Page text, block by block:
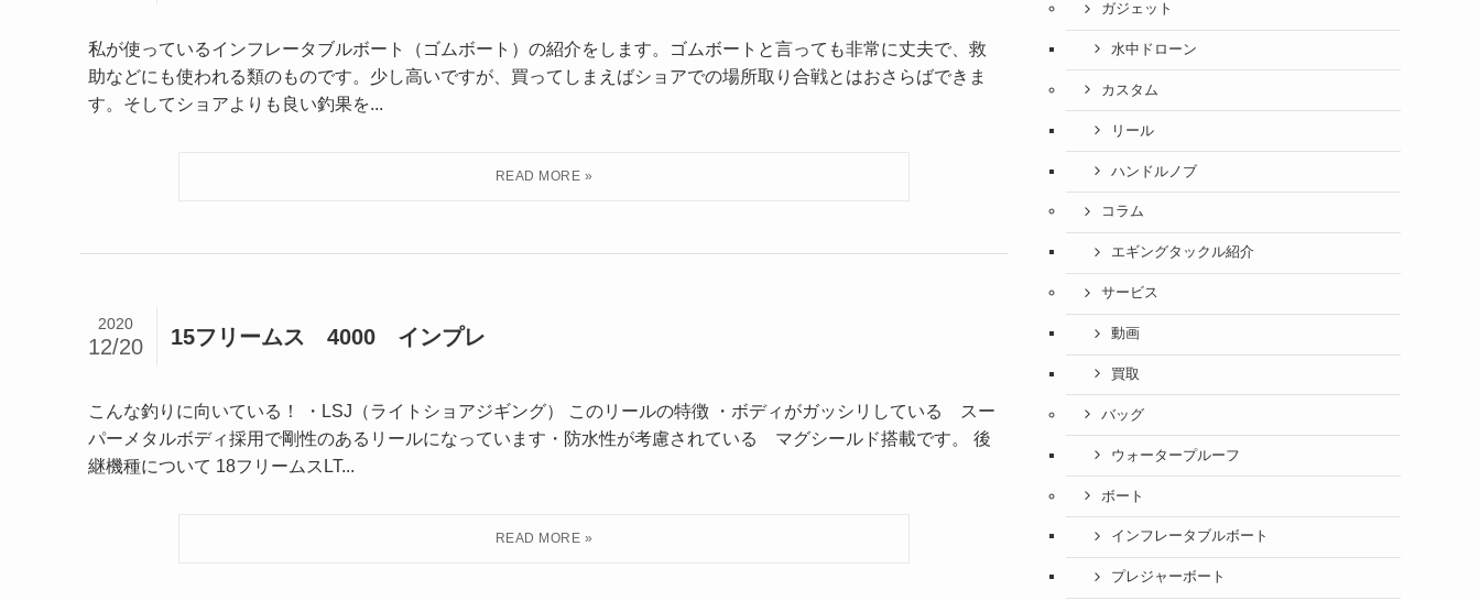
私が使っているインフレータブルボート（ゴムボート）の紹介をします。ゴムボートと言っても非常に丈夫で、救
助などにも使われる類のものです。少し高いですが、買ってしまえばショアでの場所取り合戦とはおさらばできま
す。そしてショアよりも良い釣果を...
15フリームス 4000 インプレ
2020
12/20
こんな釣りに向いている！ ・LSJ（ライトショアジギング） このリールの特徴 ・ボディがガッシリしている スー
パーメタルボディ採用で剛性のあるリールになっています・防水性が考慮されている マグシールド搭載です。 後
継機種について 18フリームスLT...
ガジェット
水中ドローン
カスタム
リール
ハンドルノブ
コラム
エギングタックル紹介
サービス
動画
買取
バッグ
ウォータープルーフ
ボート
インフレータブルボート
プレジャーボート